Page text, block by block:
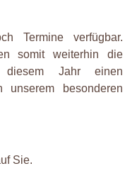
Termine verfügbar.
somit weiterhin die
Jahr einen
unserem besonderen
Sie.